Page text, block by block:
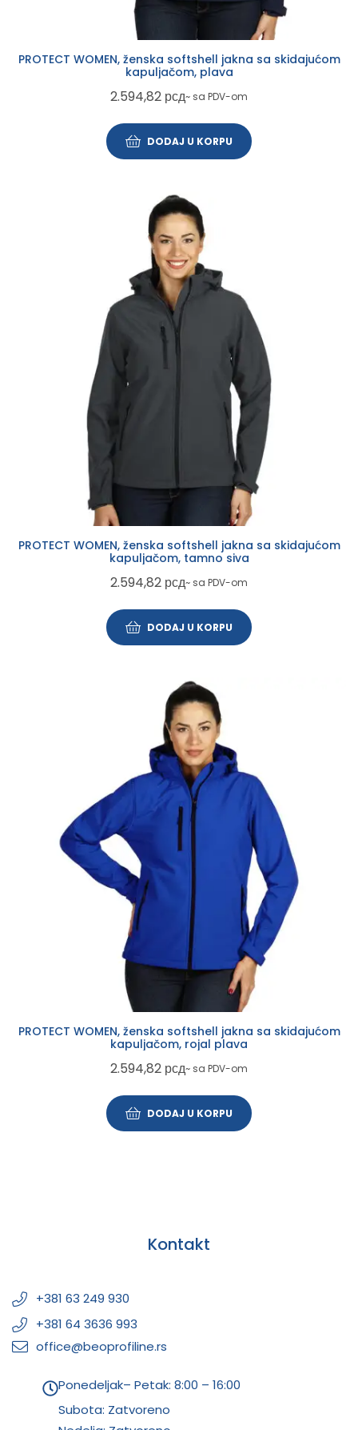
PROTECT WOMEN, ženska softshell jakna sa skidajućom
kapuljačom, plava
2.594,82 рсд~ sa PDV-om
DODAJ U KORPU
PROTECT WOMEN, ženska softshell jakna sa skidajućom
kapuljačom, tamno siva
2.594,82 рсд~ sa PDV-om
DODAJ U KORPU
PROTECT WOMEN, ženska softshell jakna sa skidajućom
kapuljačom, rojal plava
2.594,82 рсд~ sa PDV-om
DODAJ U KORPU
Kontakt
+381 63 249 930
+381 64 3636 993
office@beoprofiline.rs
Ponedeljak– Petak: 8:00 – 16:00
Subota: Zatvoreno